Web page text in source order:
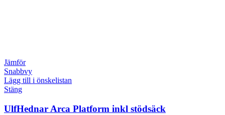
Jämför
Snabbvy
Lägg till i önskelistan
Stäng
UlfHednar Arca Platform inkl stödsäck